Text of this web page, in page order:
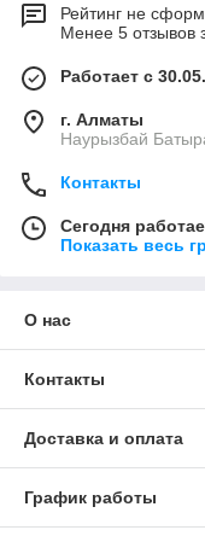
Рейтинг не
Менее 5 отзывов
Работает с
г. Алматы
Наурызбай
Контакты
Сегодня
Показать весь
О нас
Контакты
Доставка и оплата
График работы